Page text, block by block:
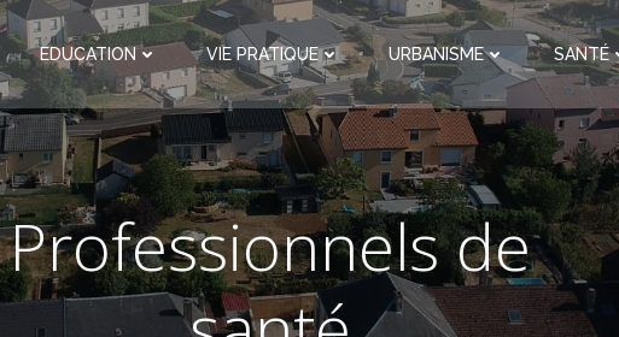
EDUCATION VIE PRATIQUE URBANISME SANTÉ
Professionnels de